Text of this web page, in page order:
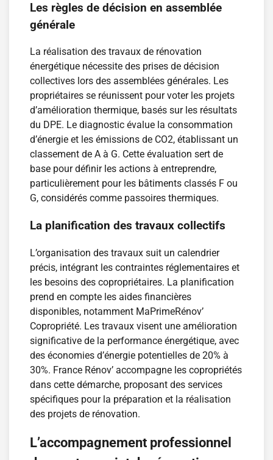
Les règles de décision en assemblée
générale
La réalisation des travaux de rénovation
énergétique nécessite des prises de décision
collectives lors des assemblées générales. Les
propriétaires se réunissent pour voter les projets
d’amélioration thermique, basés sur les résultats
du DPE. Le diagnostic évalue la consommation
d’énergie et les émissions de CO2, établissant un
classement de A à G. Cette évaluation sert de
base pour définir les actions à entreprendre,
particulièrement pour les bâtiments classés F ou
G, considérés comme passoires thermiques.
La planification des travaux collectifs
L’organisation des travaux suit un calendrier
précis, intégrant les contraintes réglementaires et
les besoins des copropriétaires. La planification
prend en compte les aides financières
disponibles, notamment MaPrimeRénov’
Copropriété. Les travaux visent une amélioration
significative de la performance énergétique, avec
des économies d’énergie potentielles de 20% à
30%. France Rénov’ accompagne les copropriétés
dans cette démarche, proposant des services
spécifiques pour la préparation et la réalisation
des projets de rénovation.
L’accompagnement professionnel